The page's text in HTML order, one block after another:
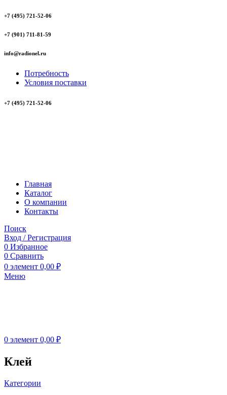
+7 (495) 721-52-06
+7 (901) 711-81-59
info@radionel.ru
Потребность
Условия поставки
+7 (495) 721-52-06
Главная
Каталог
О компании
Контакты
Поиск
Вход / Регистрация
0 Избранное
0 Сравнить
0 элемент 0,00 ₽
Меню
0 элемент 0,00 ₽
Клей
Категории